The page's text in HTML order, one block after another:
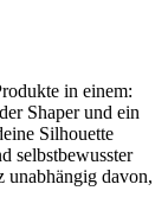
in einem:
Shaper und ein
Silhouette
selbstbewusster
unabhängig davon,